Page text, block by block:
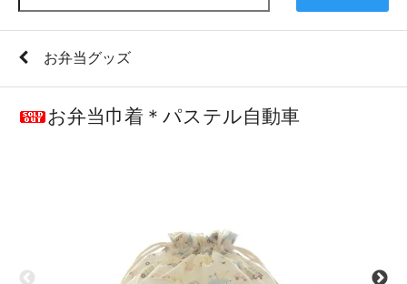
お弁当グッズ
お弁当巾着＊パステル自動車